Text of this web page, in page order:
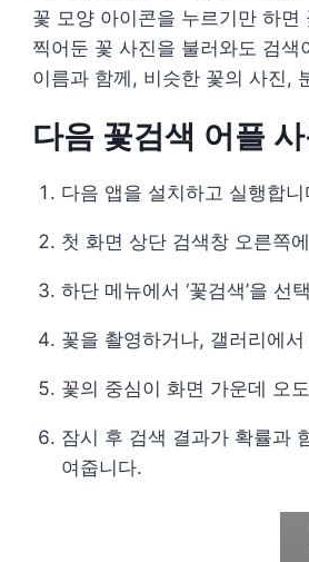
꽃 모양 아이콘을 누르기만 하
찍어둔 꽃 사진을 불러와도 검
이름과 함께, 비슷한 꽃의 사진,
다음 꽃검색 어플
다음 앱을 설치하고 실행합니
첫 화면 상단 검색창 오른쪽
하단 메뉴에서 ‘꽃검색’을
꽃을 촬영하거나, 갤러리에
꽃의 중심이 화면 가운데 오
잠시 후 검색 결과가 확률과
여줍니다.